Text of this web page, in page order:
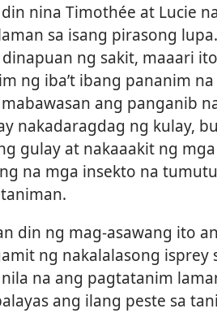
nina Timothée at Lucie
sa isang pirasong
ng sakit, maaari
ng iba’t ibang pananim
ang panganib
nakadaragdag ng kulay,
gulay at nakaaakit ng
na mga insekto na
din ng mag-asawang ito
ng nakalalasong isprey
na ang pagtatanim
ang ilang peste sa